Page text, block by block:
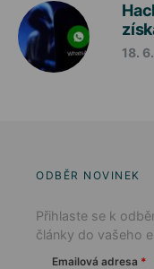
18.
ODBĚR NOVINEK
Přihlaste se k
články do vašeho
Emailová adresa